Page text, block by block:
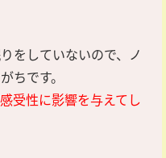
をしていないので、ノ
ちです。
受性に影響を与えてし